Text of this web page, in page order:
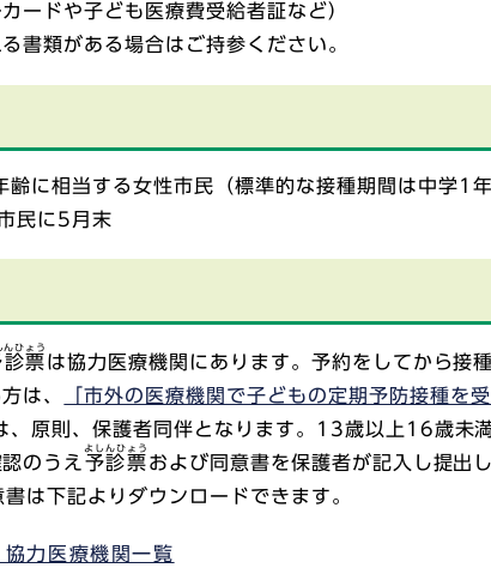
ードや子ども医療費受給者証など）
書類がある場合はご持参ください。
に相当する女性市民（標準的な接種期間は中学1
民に5月末
診票
んひょう
は協力医療機関にあります。予約をしてから接
は、
「市外の医療機関で子どもの定期予防接種を受
、原則、保護者同伴となります。13歳以上16歳未
のうえ 予診票
よしんひょう
および同意書を保護者が記入し提出
は下記よりダウンロードできます。
力医療機関一覧